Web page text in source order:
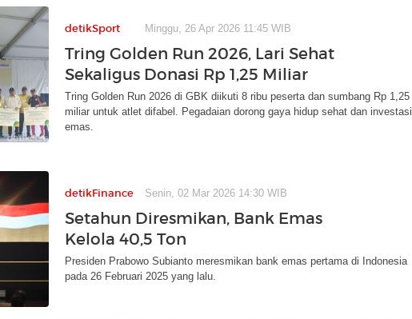
detikSport Minggu, 26 Apr 2026 11:45 WIB
Tring Golden Run 2026, Lari Sehat
Sekaligus Donasi Rp 1,25 Miliar
Tring Golden Run 2026 di GBK diikuti 8 ribu peserta dan sumbang Rp 1,25
miliar untuk atlet difabel. Pegadaian dorong gaya hidup sehat dan investasi
emas.
detikFinance Senin, 02 Mar 2026 14:30 WIB
Setahun Diresmikan, Bank Emas
Kelola 40,5 Ton
Presiden Prabowo Subianto meresmikan bank emas pertama di Indonesia
pada 26 Februari 2025 yang lalu.